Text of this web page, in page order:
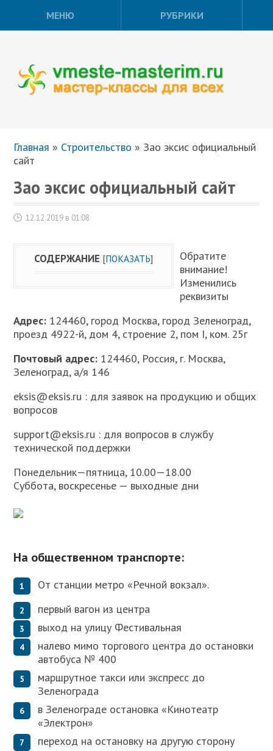
МЕНЮ РУБРИКИ
Главная » Строительство » Зао эксис официальный
сайт
Зао эксис официальный сайт
12.12.2019 в 01:08
СОДЕРЖАНИЕ [ПОКАЗАТЬ]
Обратите
внимание!
Изменились
реквизиты
Адрес: 124460, город Москва, город Зеленоград,
проезд 4922-й, дом 4, строение 2, пом I, ком. 25г
Почтовый адреc: 124460, Россия, г. Москва,
Зеленоград, а/я 146
eksis@eksis.ru : для заявок на продукцию и общих
вопросов
support@eksis.ru : для вопросов в службу
технической поддержки
Понедельник—пятница, 10.00—18.00
Суббота, воскресенье — выходные дни
На общественном транспорте:
От станции метро «Речной вокзал».
первый вагон из центра
выход на улицу Фестивальная
налево мимо торгового центра до остановки
автобуса № 400
маршрутное такси или экспресс до
Зеленограда
в Зеленограде остановка «Кинотеатр
«Электрон»
переход на остановку на другую сторону